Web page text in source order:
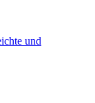
und